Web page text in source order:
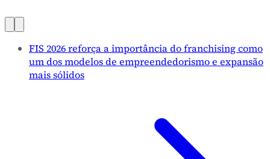
FIS 2026 reforça a importância do franchising como
um dos modelos de empreendedorismo e expansão
mais sólidos